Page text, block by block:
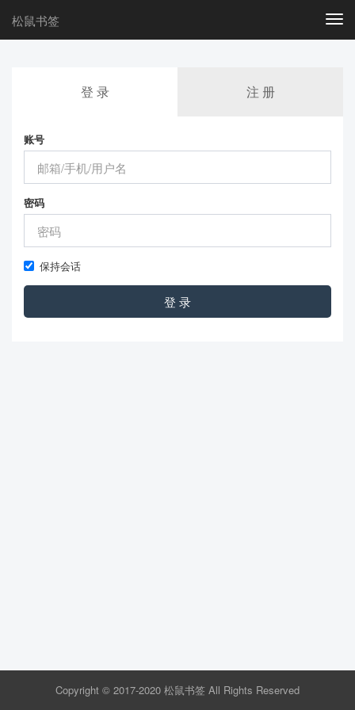
松鼠书签
登 录 注 册
账号
密码
保持会话
登 录
Copyright © 2017-2020 松鼠书签 All Rights Reserved